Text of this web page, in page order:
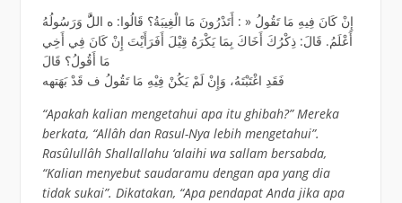
إِنْ كَانَ فِيهِ مَا تَقُولُ « : أَتَدْرُونَ مَا الْغِيبَةُ؟ قَالُوا: ه اللَُّ وَرَسُولُهُ
أَعْلَمُ. قَالَ: ذِكْرُكَ أَخَاكَ بِمَا يَكْرَهُ قِيْلَ أَفَرَأَيْتَ إِنْ كَانَ فِي أَخِي
مَا أَقُولُ؟ قَالَ
فَقَدِ اغْتَبْتَهُ، وَإِنْ لَمْ يَكُنْ فِيْهِ مَا تَقُولُ ف قَدْ بَهَتهه
“Apakah kalian mengetahui apa itu ghibah?” Mereka
berkata, “Allâh dan Rasul-Nya lebih mengetahui”.
Rasûlullâh Shallallahu ‘alaihi wa sallam bersabda,
“Kalian menyebut saudaramu dengan apa yang dia
tidak sukai”. Dikatakan, “Apa pendapat Anda jika apa